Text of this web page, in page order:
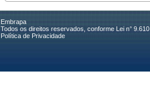
Embrapa
Todos os direitos reservados, conforme Lei n° 9.610
Política de Privacidade